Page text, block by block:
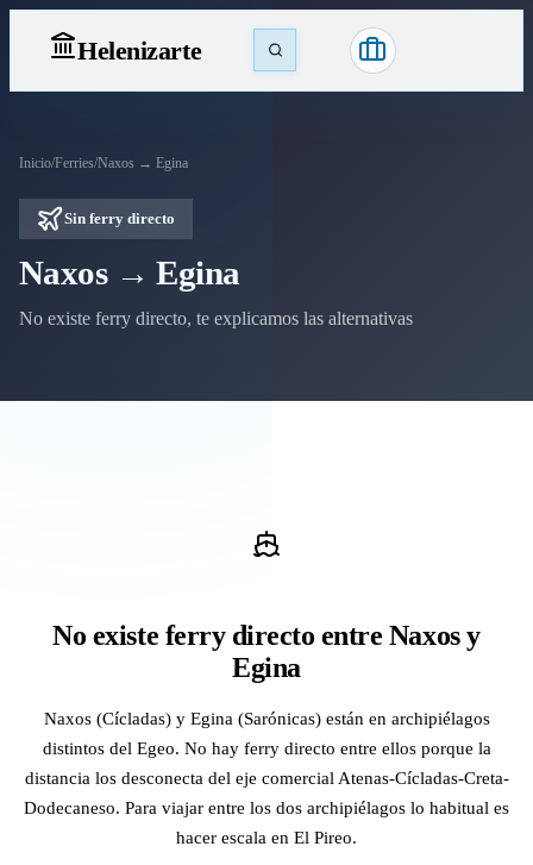
Helenizarte
Inicio/Ferries/Naxos → Egina
Sin ferry directo
Naxos → Egina
No existe ferry directo, te explicamos las alternativas
No existe ferry directo entre Naxos y
Egina
Naxos (Cícladas) y Egina (Sarónicas) están en archipiélagos
distintos del Egeo. No hay ferry directo entre ellos porque la
distancia los desconecta del eje comercial Atenas-Cícladas-Creta-
Dodecaneso. Para viajar entre los dos archipiélagos lo habitual es
hacer escala en El Pireo.